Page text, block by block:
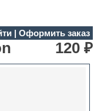
| Оформить заказ
120 ₽